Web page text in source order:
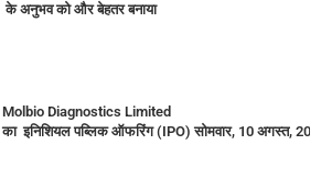
के अनुभव को और बेहतर बनाया
Molbio Diagnostics Limited
का इनिशियल पब्लिक ऑफरिंग (IPO) सोमवार, 10 अगस्त,